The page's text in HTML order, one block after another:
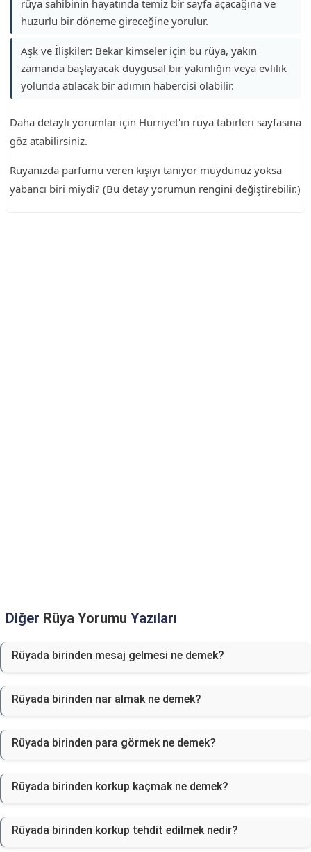
rüya sahibinin hayatında temiz bir sayfa açacağına ve
huzurlu bir döneme gireceğine yorulur.
Aşk ve İlişkiler: Bekar kimseler için bu rüya, yakın
zamanda başlayacak duygusal bir yakınlığın veya evlilik
yolunda atılacak bir adımın habercisi olabilir.
Daha detaylı yorumlar için Hürriyet'in rüya tabirleri sayfasına
göz atabilirsiniz.
Rüyanızda parfümü veren kişiyi tanıyor muydunuz yoksa
yabancı biri miydi? (Bu detay yorumun rengini değiştirebilir.)
Diğer Rüya Yorumu Yazıları
Rüyada birinden mesaj gelmesi ne demek?
Rüyada birinden nar almak ne demek?
Rüyada birinden para görmek ne demek?
Rüyada birinden korkup kaçmak ne demek?
Rüyada birinden korkup tehdit edilmek nedir?